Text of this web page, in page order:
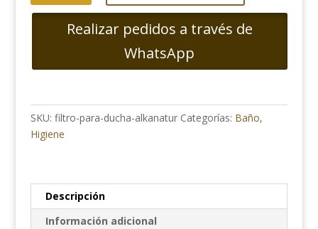
Ducha
Realizar pedidos a través de
WhatsApp
SKU: filtro-para-ducha-alkanatur Categorías: Baño,
Higiene
Descripción
Información adicional